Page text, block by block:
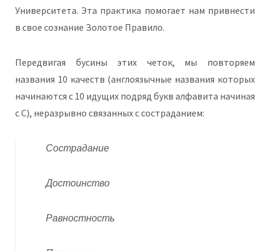
Университета. Эта практика помогает нам привнести
в свое сознание Золотое Правило.
Передвигая бусины этих четок, мы повторяем
названия 10 качеств (англоязычные названия которых
начинаются с 10 идущих подряд букв алфавита начиная
с C), неразрывно связанных с состраданием:
Сострадание
Достоинство
Равностность